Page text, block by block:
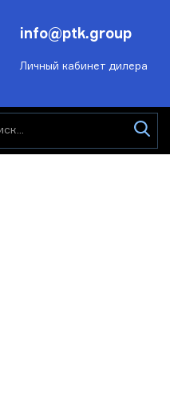
Личный кабинет дилера
info@ptk.group